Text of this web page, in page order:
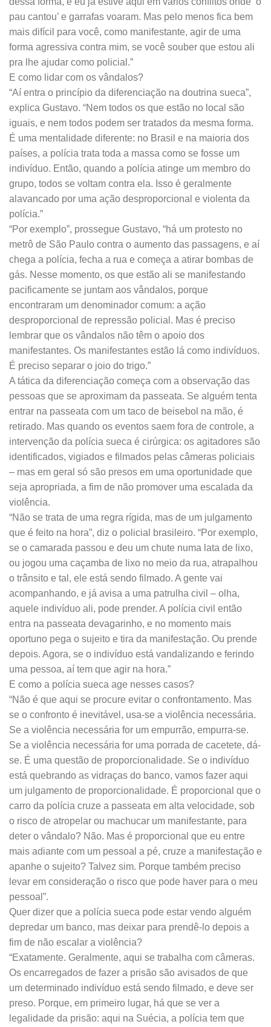
pau cantou’ e garrafas voaram. Mas pelo menos fica bem
mais difícil para você, como manifestante, agir de uma
forma agressiva contra mim, se você souber que estou ali
pra lhe ajudar como policial.”
E como lidar com os vândalos?
“Aí entra o princípio da diferenciação na doutrina sueca”,
explica Gustavo. “Nem todos os que estão no local são
iguais, e nem todos podem ser tratados da mesma forma.
É uma mentalidade diferente: no Brasil e na maioria dos
países, a polícia trata toda a massa como se fosse um
indivíduo. Então, quando a polícia atinge um membro do
grupo, todos se voltam contra ela. Isso é geralmente
alavancado por uma ação desproporcional e violenta da
polícia.”
“Por exemplo”, prossegue Gustavo, “há um protesto no
metrô de São Paulo contra o aumento das passagens, e aí
chega a polícia, fecha a rua e começa a atirar bombas de
gás. Nesse momento, os que estão ali se manifestando
pacificamente se juntam aos vândalos, porque
encontraram um denominador comum: a ação
desproporcional de repressão policial. Mas é preciso
lembrar que os vândalos não têm o apoio dos
manifestantes. Os manifestantes estão lá como indivíduos.
É preciso separar o joio do trigo.”
A tática da diferenciação começa com a observação das
pessoas que se aproximam da passeata. Se alguém tenta
entrar na passeata com um taco de beisebol na mão, é
retirado. Mas quando os eventos saem fora de controle, a
intervenção da polícia sueca é cirúrgica: os agitadores são
identificados, vigiados e filmados pelas câmeras policiais
– mas em geral só são presos em uma oportunidade que
seja apropriada, a fim de não promover uma escalada da
violência.
“Não se trata de uma regra rígida, mas de um julgamento
que é feito na hora”, diz o policial brasileiro. “Por exemplo,
se o camarada passou e deu um chute numa lata de lixo,
ou jogou uma caçamba de lixo no meio da rua, atrapalhou
o trânsito e tal, ele está sendo filmado. A gente vai
acompanhando, e já avisa a uma patrulha civil – olha,
aquele indivíduo ali, pode prender. A polícia civil então
entra na passeata devagarinho, e no momento mais
oportuno pega o sujeito e tira da manifestação. Ou prende
depois. Agora, se o indivíduo está vandalizando e ferindo
uma pessoa, aí tem que agir na hora.”
E como a polícia sueca age nesses casos?
“Não é que aqui se procure evitar o confrontamento. Mas
se o confronto é inevitável, usa-se a violência necessária.
Se a violência necessária for um empurrão, empurra-se.
Se a violência necessária for uma porrada de cacetete, dá-
se. É uma questão de proporcionalidade. Se o indivíduo
está quebrando as vidraças do banco, vamos fazer aqui
um julgamento de proporcionalidade. É proporcional que o
carro da polícia cruze a passeata em alta velocidade, sob
o risco de atropelar ou machucar um manifestante, para
deter o vândalo? Não. Mas é proporcional que eu entre
mais adiante com um pessoal a pé, cruze a manifestação e
apanhe o sujeito? Talvez sim. Porque também preciso
levar em consideração o risco que pode haver para o meu
pessoal”.
Quer dizer que a polícia sueca pode estar vendo alguém
depredar um banco, mas deixar para prendê-lo depois a
fim de não escalar a violência?
“Exatamente. Geralmente, aqui se trabalha com câmeras.
Os encarregados de fazer a prisão são avisados de que
um determinado indivíduo está sendo filmado, e deve ser
preso. Porque, em primeiro lugar, há que se ver a
legalidade da prisão: aqui na Suécia, a polícia tem que